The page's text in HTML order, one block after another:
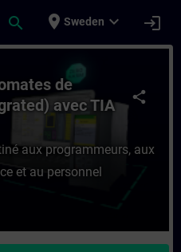
search place Sweden expand_more login
d'automates
share
de
avec TIA
aux programmeurs, aux
et au personnel